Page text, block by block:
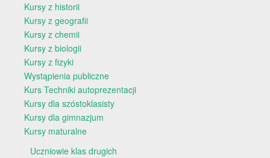
Kursy z historii
Kursy z geografii
Kursy z chemii
Kursy z biologii
Kursy z fizyki
Wystąpienia publiczne
Kurs Techniki autoprezentacji
Kursy dla szóstoklasisty
Kursy dla gimnazjum
Kursy maturalne
Uczniowie klas drugich